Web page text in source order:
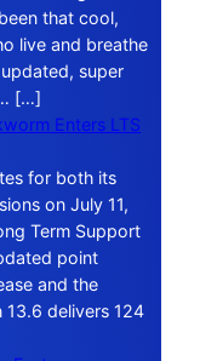
that cool,
live and breathe
super
[…]
Enters LTS
for both its
on July 11,
Term Support
point
and the
13.6 delivers 124